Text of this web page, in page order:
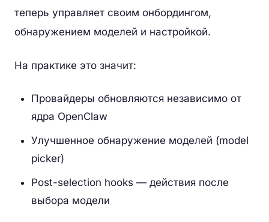
теперь управляет своим онбордингом,
обнаружением моделей и настройкой.
На практике это значит:
Провайдеры обновляются независимо от
ядра OpenClaw
Улучшенное обнаружение моделей (model
picker)
Post-selection hooks — действия после
выбора модели